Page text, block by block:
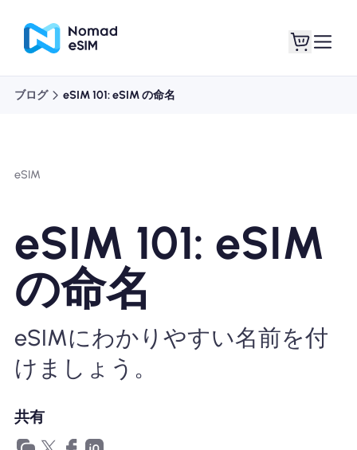
ショッププラン
ブログ eSIM 101: eSIM の命名
eSIM
eSIM 101: eSIM
の命名
eSIMにわかりやすい名前を付
けましょう。
共有